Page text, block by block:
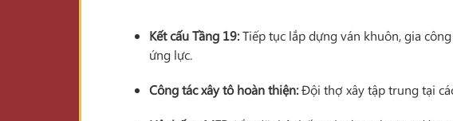
Kết cấu Tầng 19:Tiếp tục lắp dựng ván khuôn, gia
ứng lực.
Công tác xây tô hoàn thiện:Đội thợ xây tập trung tại